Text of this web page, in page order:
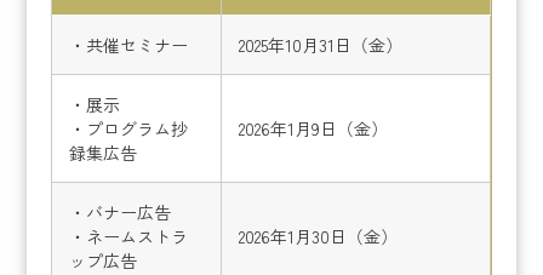
・共催セミナー 2025年10月31日（金）
・展示
・プログラム抄
録集広告
2026年1月9日（金）
・バナー広告
・ネームストラ
ップ広告
2026年1月30日（金）